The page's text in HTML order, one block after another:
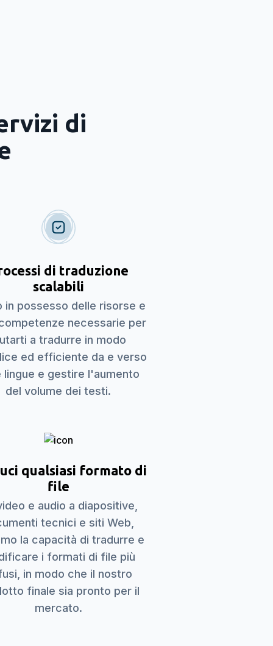
di
di traduzione
scalabili
in possesso delle risorse e
necessarie per
a tradurre in modo
ed efficiente da e verso
lingue e gestire l'aumento
del volume dei testi.
qualsiasi formato di
file
e audio a diapositive,
tecnici e siti Web,
la capacità di tradurre e
i formati di file più
in modo che il nostro
finale sia pronto per il
mercato.